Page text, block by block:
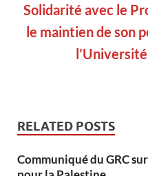
Solidarité avec le
le maintien de son
RELATED POSTS
Communiqué du GRC